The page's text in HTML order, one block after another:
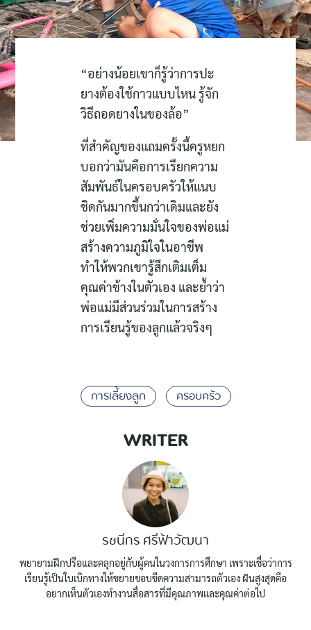
“อย่างน้อยเขาก็รู้ว่าการปะ
ยางต้องใช้กาวแบบไหน รู้จัก
วิธีถอดยางในของล้อ”
ที่สำคัญของแถมครั้งนี้ครูหยก
บอกว่ามันคือการเรียกความ
สัมพันธ์ในครอบครัวให้แนบ
ชิดกันมากขึ้นกว่าเดิมและยัง
ช่วยเพิ่มความมั่นใจของพ่อแม่
สร้างความภูมิใจในอาชีพ
ทำให้พวกเขารู้สึกเติมเต็ม
คุณค่าข้างในตัวเอง และย้ำว่า
พ่อแม่มีส่วนร่วมในการสร้าง
การเรียนรู้ของลูกแล้วจริงๆ
การเลี้ยงลูก ครอบครัว
WRITER
รชนีกร ศรีฟ้าวัฒนา
พยายามฝึกปรือและคลุกอยู่กับผู้คนในวงการการศึกษา เพราะเชื่อว่าการ
เรียนรู้เป็นใบเบิกทางให้ขยายขอบขีดความสามารถตัวเอง ฝันสูงสุดคือ
อยากเห็นตัวเองทำงานสื่อสารที่มีคุณภาพและคุณค่าต่อไป